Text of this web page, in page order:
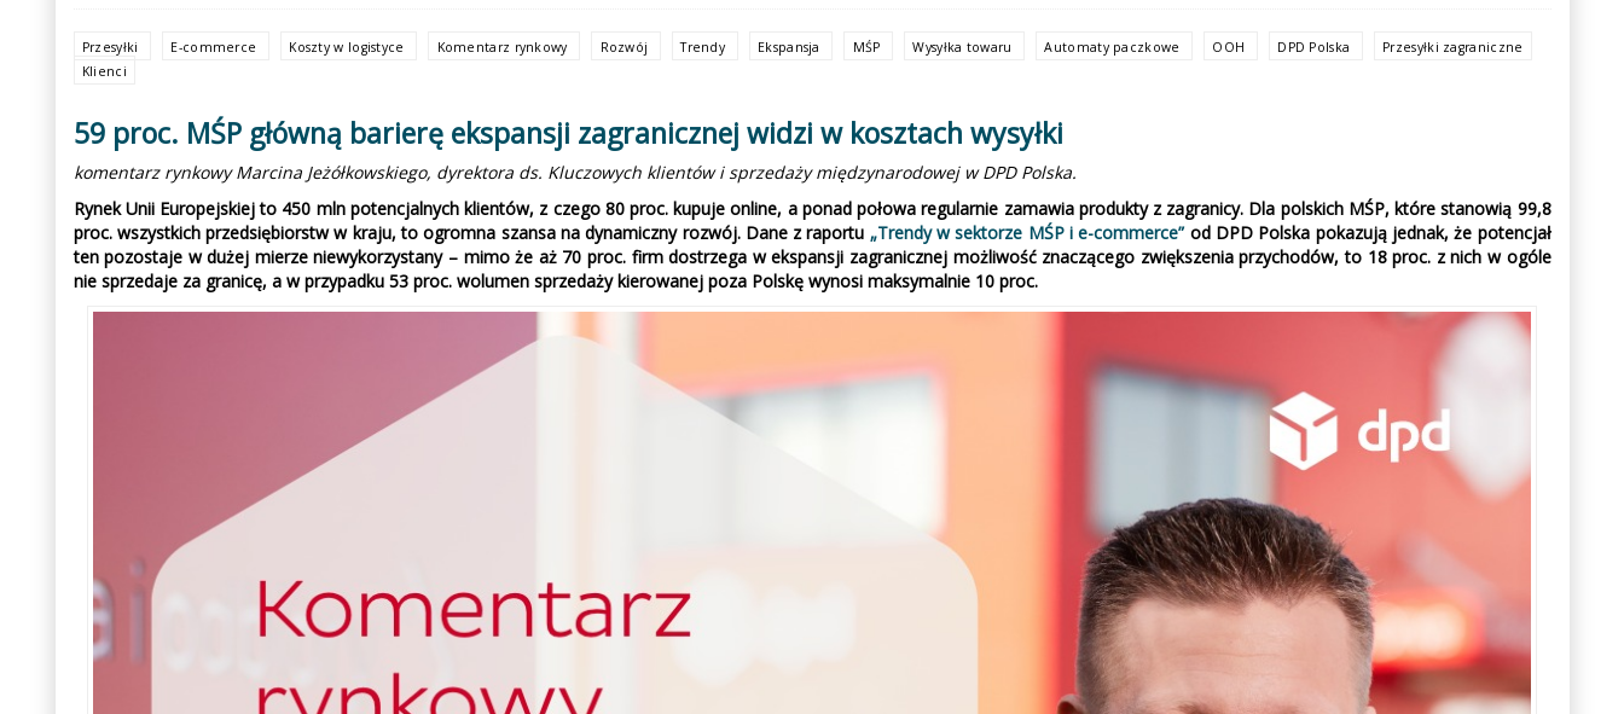
Przesyłki E-commerce Koszty w logistyce Komentarz rynkowy Rozwój Trendy Ekspansja MŚP Wysyłka towaru Automaty paczkowe OOH DPD Polska
Przesyłki zagraniczne
Klienci
59 proc. MŚP główną barierę ekspansji zagranicznej widzi w kosztach wysyłki
komentarz rynkowy Marcina Jeżółkowskiego, dyrektora ds. Kluczowych klientów i sprzedaży międzynarodowej w DPD Polska.
Rynek Unii Europejskiej to 450 mln potencjalnych klientów, z czego 80 proc. kupuje online, a ponad połowa regularnie zamawia produkty z zagranicy. Dla polskich MŚP, które stanowią 99,8
proc. wszystkich przedsiębiorstw w kraju, to ogromna szansa na dynamiczny rozwój. Dane z raportu „Trendy w sektorze MŚP i e-commerce”od DPD Polska pokazują jednak, że potencjał
ten pozostaje w dużej mierze niewykorzystany – mimo że aż 70 proc. firm dostrzega w ekspansji zagranicznej możliwość znaczącego zwiększenia przychodów, to 18 proc. z nich w ogóle
nie sprzedaje za granicę, a w przypadku 53 proc. wolumen sprzedaży kierowanej poza Polskę wynosi maksymalnie 10 proc.